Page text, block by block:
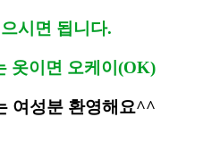
시면 됩니다.
옷이면 오케이(OK)
여성분 환영해요^^